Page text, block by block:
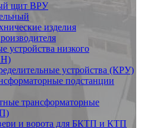
щит ВРУ
изделия
устройства низкого
устройства (КРУ)
подстанции
трансформаторные
и ворота для БКТП и КТП